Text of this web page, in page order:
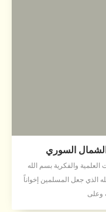
السوري
والفكرية بسم الله
الذي جعل المسلمين إخواناً